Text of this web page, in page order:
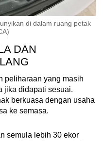
di dalam ruang petak
DAN
peliharaan yang masih
jika didapati sesuai.
berkuasa dengan usaha
ke semasa.
semula lebih 30 ekor